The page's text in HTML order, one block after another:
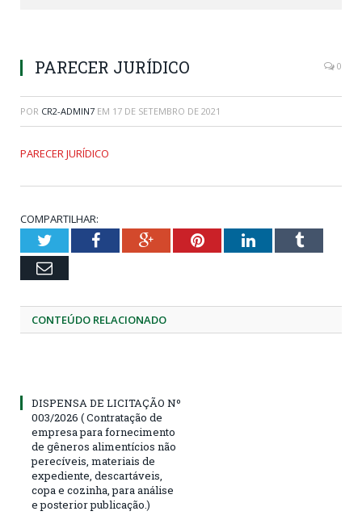
PARECER JURÍDICO 0
POR CR2-ADMIN7 EM 17 DE SETEMBRO DE 2021
PARECER JURÍDICO
COMPARTILHAR:
TwitterFacebookGoogle+PinterestLinkedInTumblr
Email
CONTEÚDO RELACIONADO
DISPENSA DE LICITAÇÃO Nº
003/2026 ( Contratação de
empresa para fornecimento
de gêneros alimentícios não
perecíveis, materiais de
expediente, descartáveis,
copa e cozinha, para análise
e posterior publicação.)